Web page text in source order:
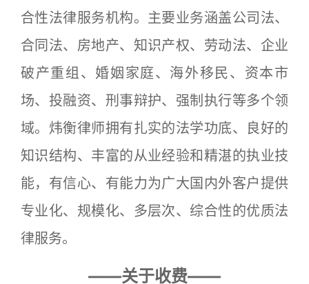
合性法律服务机构。主要业务涵盖公司法、
合同法、房地产、知识产权、劳动法、企业
破产重组、婚姻家庭、海外移民、资本市
场、投融资、刑事辩护、强制执行等多个领
域。炜衡律师拥有扎实的法学功底、良好的
知识结构、丰富的从业经验和精湛的执业技
能，有信心、有能力为广大国内外客户提供
专业化、规模化、多层次、综合性的优质法
律服务。
——关于收费——